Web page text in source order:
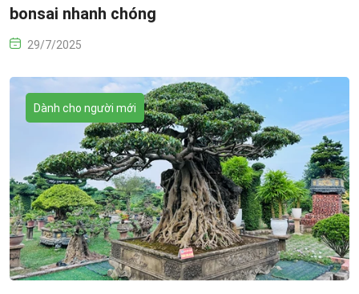
bonsai nhanh chóng
29/7/2025
Dành cho người mới